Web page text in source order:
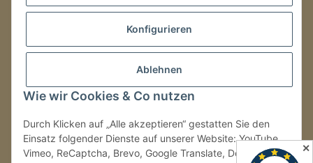
Konfigurieren
Ablehnen
Wie wir Cookies & Co nutzen
Durch Klicken auf „Alle akzeptieren“ gestatten Sie den
Einsatz folgender Dienste auf unserer Website: YouTube,
Vimeo, ReCaptcha, Brevo, Google Translate, Doofinder.
LAGER / RETOUREN
Packmonster Fulfillment
SJS Carstyling Lager
Retouren ausschließlich an diese Adresse.
Tel.:+49 (0) 30 36417228
✕